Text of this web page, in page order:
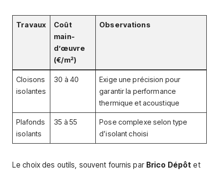
Travaux
Coût
main-
d’œuvre
(€/m²)
Observations
Cloisons
isolantes
30 à 40
Exige une précision pour
garantir la performance
thermique et acoustique
Plafonds
isolants
35 à 55
Pose complexe selon type
d’isolant choisi
Le choix des outils, souvent fournis par Brico Dépôt et